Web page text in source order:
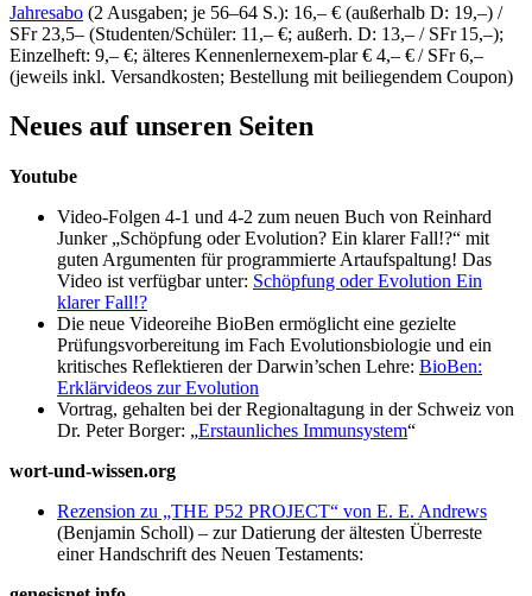
Jahresabo (2 Ausgaben; je 56–64 S.): 16,– € (außerhalb D: 19,–) /
SFr 23,5– (Studenten/Schüler: 11,– €; außerh. D: 13,– / SFr 15,–);
Einzelheft: 9,– €; älteres Kennenlernexem-plar € 4,– € / SFr 6,–
(jeweils inkl. Versandkosten; Bestellung mit beiliegendem Coupon)
Neues auf unseren Seiten
Youtube
Video-Folgen 4-1 und 4-2 zum neuen Buch von Reinhard
Junker „Schöpfung oder Evolution? Ein klarer Fall!?“ mit
guten Argumenten für programmierte Artaufspaltung! Das
Video ist verfügbar unter: Schöpfung oder Evolution Ein
klarer Fall!?
Die neue Videoreihe BioBen ermöglicht eine gezielte
Prüfungsvorbereitung im Fach Evolutionsbiologie und ein
kritisches Reflektieren der Darwin’schen Lehre: BioBen:
Erklärvideos zur Evolution
Vortrag, gehalten bei der Regionaltagung in der Schweiz von
Dr. Peter Borger: „Erstaunliches Immunsystem“
wort-und-wissen.org
Rezension zu „THE P52 PROJECT“ von E. E. Andrews
(Benjamin Scholl) – zur Datierung der ältesten Überreste
einer Handschrift des Neuen Testaments: